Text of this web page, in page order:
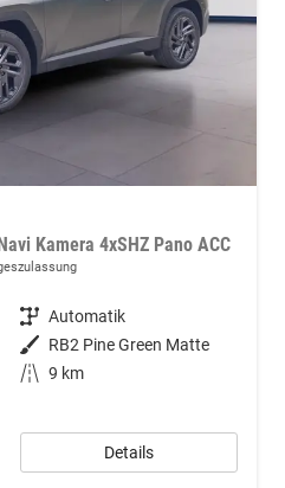
Kamera 4xSHZ Pano ACC
Getriebe Automatik
Außenfarbe RB2 Pine Green Matte
Kilometerstand 9 km
Details